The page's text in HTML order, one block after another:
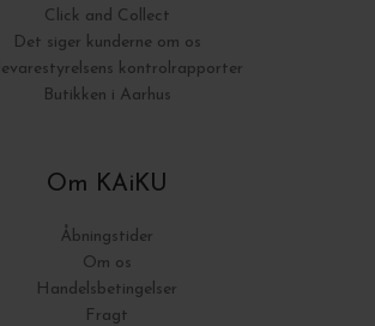
Click and Collect
Det siger kunderne om os
kontrolrapporter
Butikken i Aarhus
Om KAiKU
Åbningstider
Om os
Handelsbetingelser
Fragt